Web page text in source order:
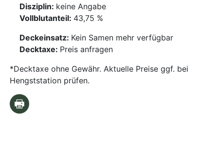
Disziplin: keine Angabe
Vollblutanteil: 43,75 %
Deckeinsatz: Kein Samen mehr verfügbar
Decktaxe: Preis anfragen
*Decktaxe ohne Gewähr. Aktuelle Preise ggf. bei
Hengststation prüfen.